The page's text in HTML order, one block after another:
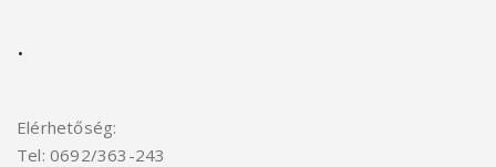
.
Elérhetőség:
Tel: 0692/363-243